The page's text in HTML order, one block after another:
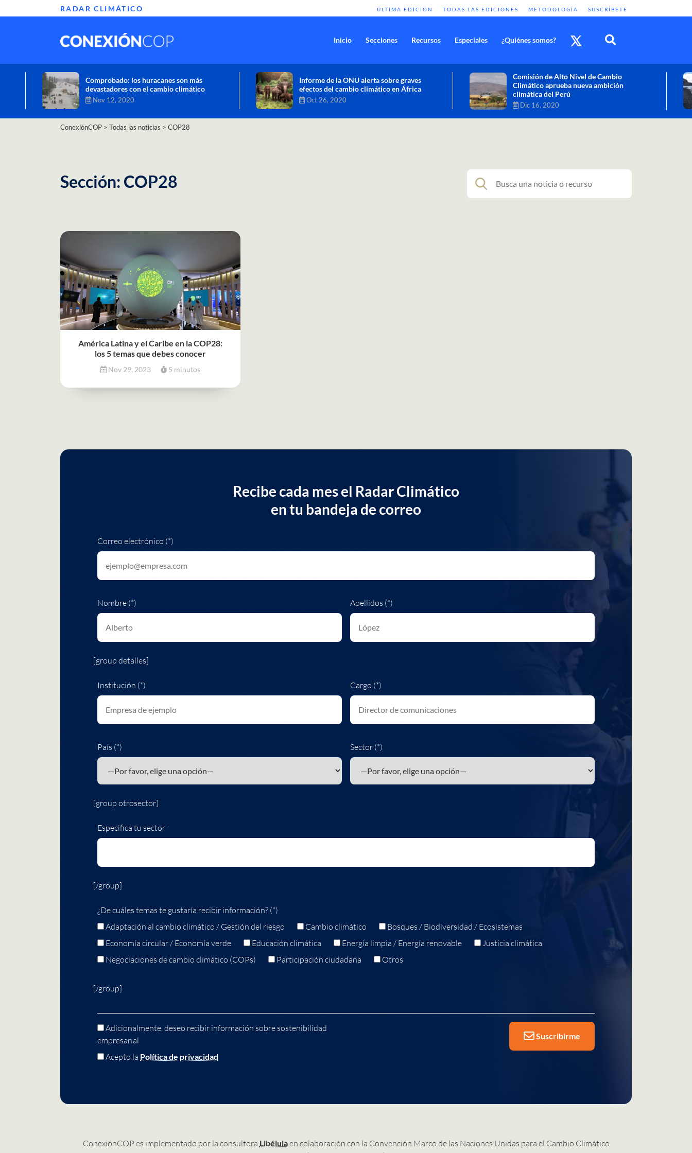
RADAR CLIMÁTICO ÚLTIMA EDICIÓN TODAS LAS EDICIONES METODOLOGÍA SUSCRÍBETE
Inicio Secciones Recursos Especiales ¿Quiénes somos?
Informe de la ONU alerta sobre graves
efectos del cambio climático en África
Oct 26, 2020
Comisión de Alto Nivel de Cambio
Climático aprueba nueva ambición
climática del Perú
Dic 16, 2020
Cambio climático: combatir sus efectos
como objetivo global y urgente
ConexiónCOP > Todas las noticias > COP28
Sección: COP28
América Latina y el Caribe en la COP28:
los 5 temas que debes conocer
Nov 29, 2023 5 minutos
Recibe cada mes el Radar Climático
en tu bandeja de correo
Correo electrónico (*)
Nombre (*) Apellidos (*)
[group detalles]
Institución (*) Cargo (*)
País (*) Sector (*)
[group otrosector]
Especifica tu sector
[/group]
¿De cuáles temas te gustaría recibir información? (*)
Adaptación al cambio climático / Gestión del riesgo
Cambio climático
Bosques / Biodiversidad / Ecosistemas
Economía circular / Economía verde
Educación climática Energía limpia / Energía renovable
Justicia climática
Negociaciones de cambio climático (COPs)
Participación ciudadana Otros
[/group]
Adicionalmente, deseo recibir información sobre sostenibilidad
empresarial
Acepto la Política de privacidad
Suscribirme
ConexiónCOP es implementado por la consultora Libélulaen colaboración con la Convención Marco de las Naciones Unidas para el Cambio Climático